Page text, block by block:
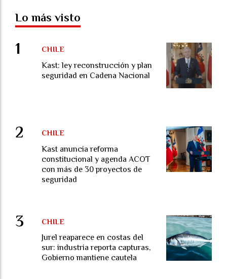
Lo más visto
Kast: ley reconstrucción y plan
seguridad en Cadena Nacional
CHILE
Kast anuncia reforma
constitucional y agenda ACOT
con más de 30 proyectos de
seguridad
CHILE
Jurel reaparece en costas del
sur: industria reporta capturas,
Gobierno mantiene cautela
CHILE